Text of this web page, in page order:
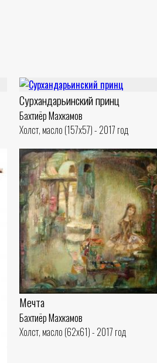
Сурхандарьинский принц
Бахтиёр Махкамов
Холст, масло (157x57) - 2017 год
Мечта
Бахтиёр Махкамов
Холст, масло (62x61) - 2017 год